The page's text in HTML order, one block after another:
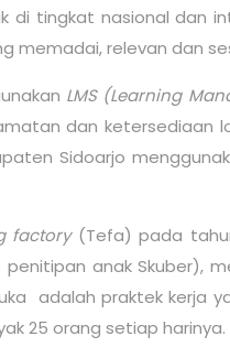
tingkat nasional dan
memadai, relevan dan
LMS (Learning
dan ketersediaan
Sidoarjo
factory (Tefa) pada
anak Skuber),
adalah praktek kerja
25 orang setiap harinya.